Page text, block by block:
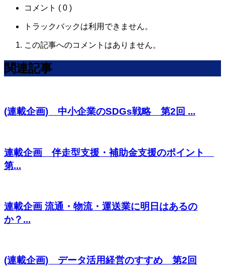
コメント ( 0 )
トラックバックは利用できません。
この記事へのコメントはありません。
関連記事
(連載企画) 中小企業のSDGs戦略 第2回 ...
連載企画 伴走型支援・補助金支援のポイント
第...
連載企画 流通・物流・運送業に明日はあるの
か？...
(連載企画) データ活用経営のすすめ 第2回